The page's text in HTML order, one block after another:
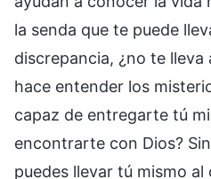
la senda que te puede
discrepancia, ¿no te
hace entender los
capaz de entregarte tú
encontrarte con Dios?
puedes llevar tú mismo